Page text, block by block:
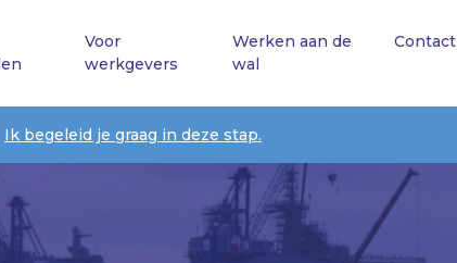
Voor
werkgevers
Werken aan de
wal
Contact
Ik begeleid je graag in deze stap.